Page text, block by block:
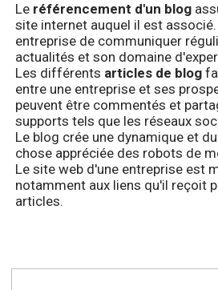
Le référencement d'un blog
site internet auquel il est
entreprise de communiquer
actualités et son domaine
Les différents articles de blog
entre une entreprise et ses
peuvent être commentés et
supports tels que les réseaux
Le blog crée une dynamique et
chose appréciée des robots de
Le site web d'une entreprise est
notamment aux liens qu'il reçoit
articles.